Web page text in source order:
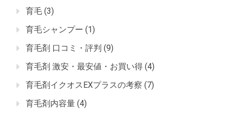
育毛 (3)
育毛シャンプー (1)
育毛剤 口コミ・評判 (9)
育毛剤 激安・最安値・お買い得 (4)
育毛剤イクオスEXプラスの考察 (7)
育毛剤内容量 (4)